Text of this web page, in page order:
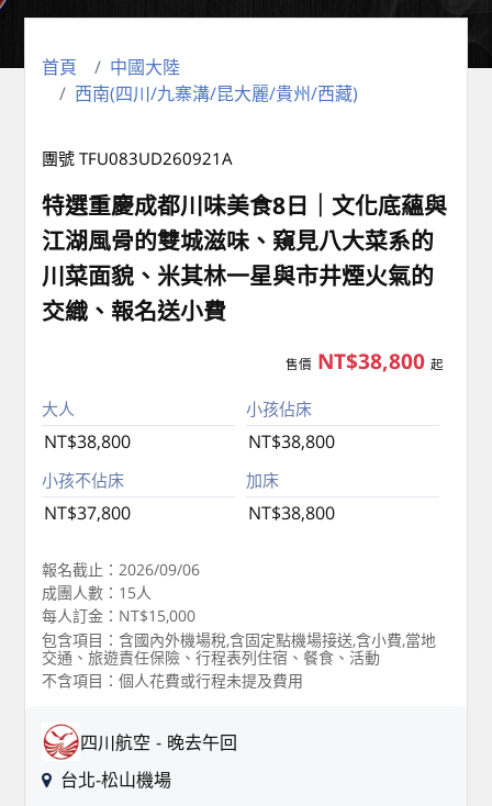
首頁
中國大陸
西南(四川/九寨溝/昆大麗/貴州/西藏)
團號 TFU083UD260921A
特選重慶成都川味美食8日｜文化底蘊與
江湖風骨的雙城滋味、窺見八大菜系的
川菜面貌、米其林一星與市井煙火氣的
交織、報名送小費
售價 NT$38,800 起
大人
NT$38,800
小孩佔床
NT$38,800
小孩不佔床
NT$37,800
加床
NT$38,800
報名截止：2026/09/06
成團人數：15人
每人訂金：NT$15,000
包含項目：含國內外機場稅,含固定點機場接送,含小費,當地
交通、旅遊責任保險、行程表列住宿、餐食、活動
不含項目：個人花費或行程未提及費用
四川航空
晚去午回
台北-松山機場